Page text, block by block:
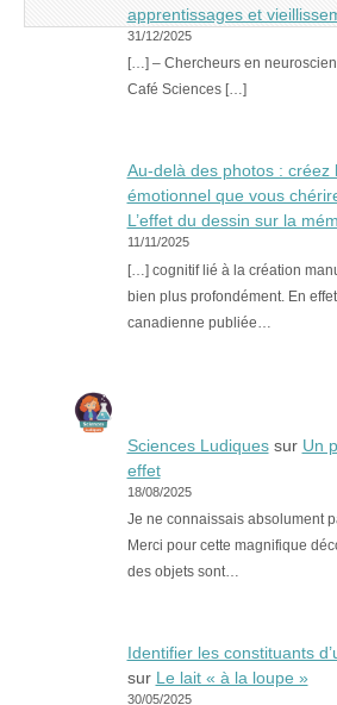
apprentissages et
31/12/2025
[…] – Chercheurs en
Café Sciences […]
Au-delà des photos : créez
émotionnel que vous
L’effet du dessin sur la
11/11/2025
[…] cognitif lié à la création
bien plus profondément. En
canadienne publiée…
Sciences Ludiquessur Un
effet
18/08/2025
Je ne connaissais absolument
Merci pour cette magnifique
des objets sont…
Identifier les constituants
sur Le lait « à la loupe »
30/05/2025